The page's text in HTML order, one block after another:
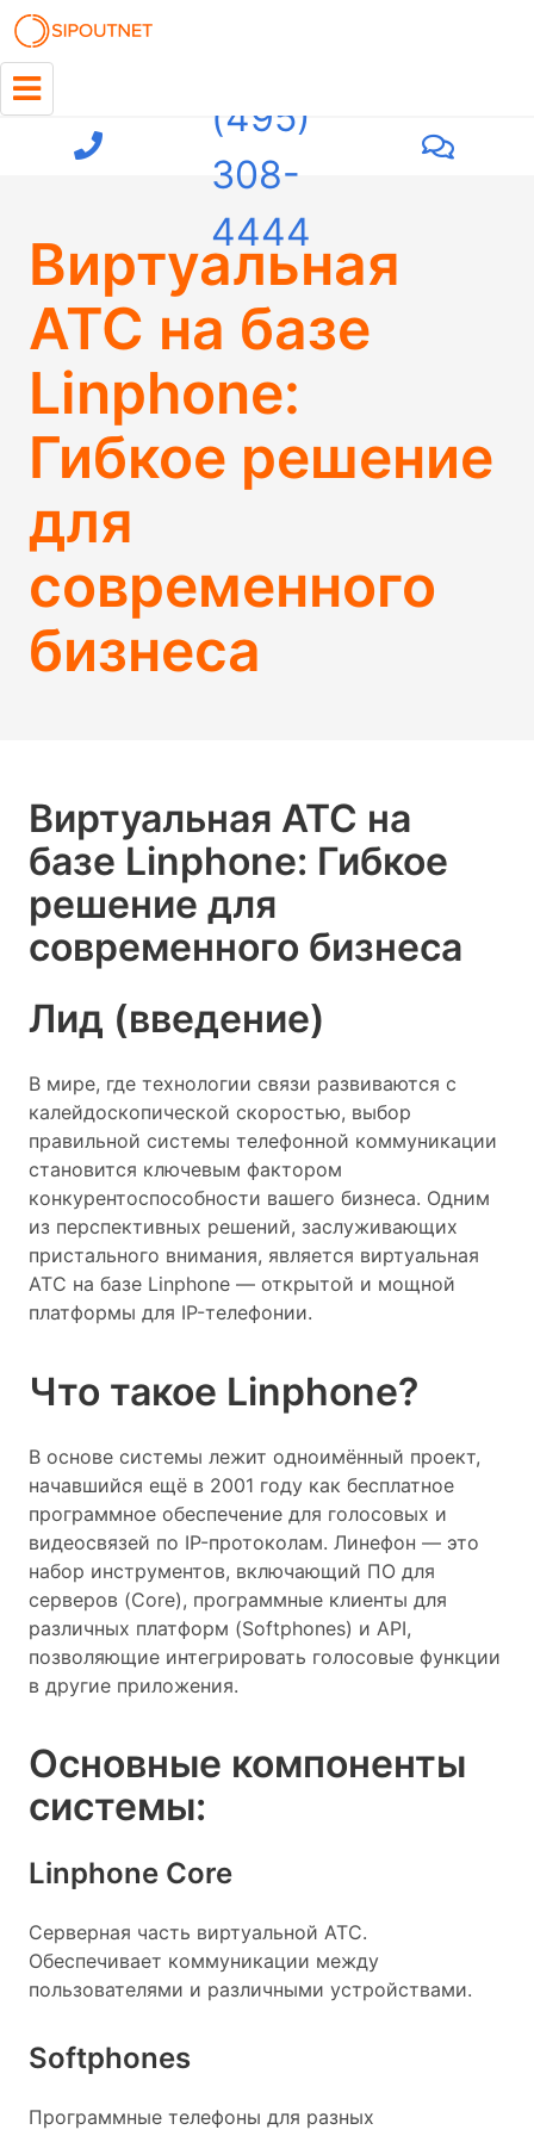
(495)
308-
4444
Виртуальная
АТС на базе
Linphone:
Гибкое решение
для
современного
бизнеса
Виртуальная АТС на
базе Linphone: Гибкое
решение для
современного бизнеса
Лид (введение)
В мире, где технологии связи развиваются с
калейдоскопической скоростью, выбор
правильной системы телефонной коммуникации
становится ключевым фактором
конкурентоспособности вашего бизнеса. Одним
из перспективных решений, заслуживающих
пристального внимания, является виртуальная
АТС на базе Linphone — открытой и мощной
платформы для IP-телефонии.
Что такое Linphone?
В основе системы лежит одноимённый проект,
начавшийся ещё в 2001 году как бесплатное
программное обеспечение для голосовых и
видеосвязей по IP-протоколам. Линефон — это
набор инструментов, включающий ПО для
серверов (Core), программные клиенты для
различных платформ (Softphones) и API,
позволяющие интегрировать голосовые функции
в другие приложения.
Основные компоненты
системы:
Linphone Core
Серверная часть виртуальной АТС.
Обеспечивает коммуникации между
пользователями и различными устройствами.
Softphones
Программные телефоны для разных